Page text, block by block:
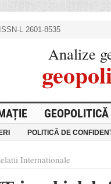
L 2601-8535
Analize
GEOPOLITICĂ
POLITICĂ DE
Internationale